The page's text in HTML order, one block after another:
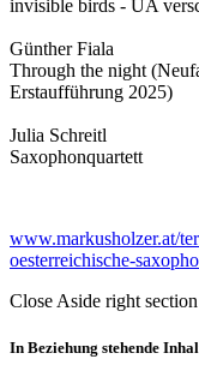
invisible birds - UA
Günther Fiala
Through the night
Erstaufführung 2025)
Julia Schreitl
Saxophonquartett
www.markusholzer.at/
oesterreichische-
Close Aside right section
In Beziehung stehende